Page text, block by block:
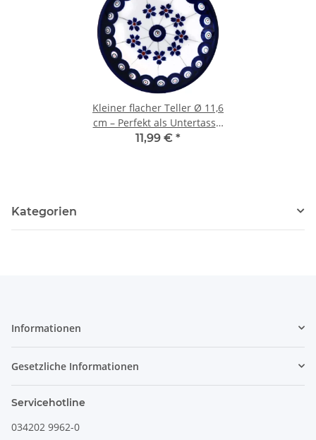
Kleiner flacher Teller Ø 11,6
cm – Perfekt als Untertasse,
Teebeutelablage &
11,99 € *
Kategorien
Informationen
Gesetzliche Informationen
Servicehotline
034202 9962-0